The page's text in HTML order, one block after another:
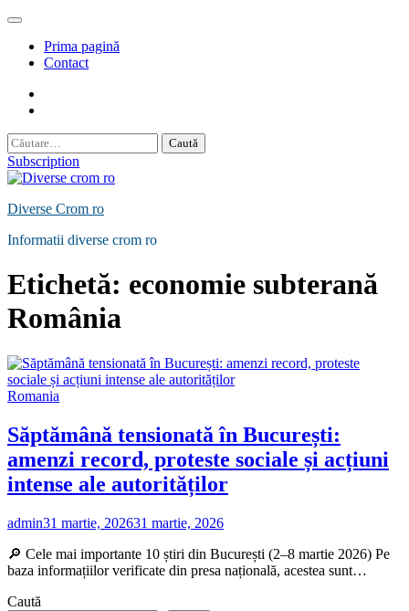
Skip
contentPrima pagină
Contact
Confidențialitate
Caută
după:
Subscription
Diverse Crom ro
Informatii diverse crom ro
Etichetă: economie subterană
România
Romania
Săptămână tensionată în București:
amenzi record, proteste sociale și acțiuni
intense ale autorităților
admin31 martie, 202631 martie, 2026
🔎 Cele mai importante 10 știri din București (2–8 martie 2026) Pe
baza informațiilor verificate din presa națională, acestea sunt…
Caută